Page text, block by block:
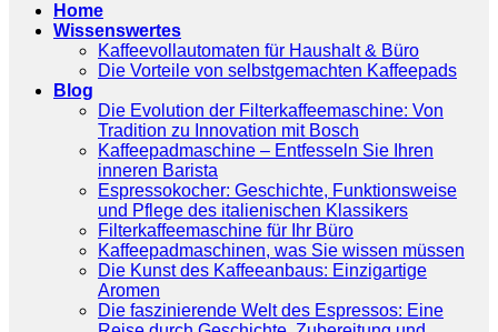
Home
Wissenswertes
Kaffeevollautomaten für Haushalt & Büro
Die Vorteile von selbstgemachten Kaffeepads
Blog
Die Evolution der Filterkaffeemaschine: Von
Tradition zu Innovation mit Bosch
Kaffeepadmaschine – Entfesseln Sie Ihren
inneren Barista
Espressokocher: Geschichte, Funktionsweise
und Pflege des italienischen Klassikers
Filterkaffeemaschine für Ihr Büro
Kaffeepadmaschinen, was Sie wissen müssen
Die Kunst des Kaffeeanbaus: Einzigartige
Aromen
Die faszinierende Welt des Espressos: Eine